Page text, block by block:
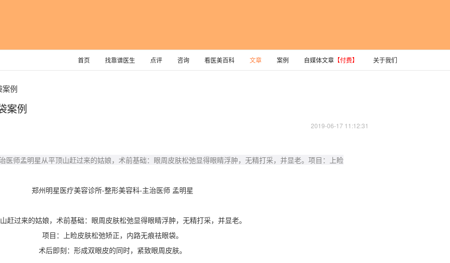
首页 找靠谱医生 点评 咨询 看医美百科 文章 案例 自媒体文章 【付费】 关于我们
案例
案例
2019-06-17 11:12:31
医师孟明星从平顶山赶过来的姑娘，术前基础：眼周皮肤松弛显得眼睛浮肿，无精打采，并显老。项目：上睑
郑州明星医疗美容诊所-整形美容科-主治医师 孟明星
赶过来的姑娘，术前基础：眼周皮肤松弛显得眼睛浮肿，无精打采，并显老。
项目：上睑皮肤松弛矫正，内路无痕祛眼袋。
术后即刻：形成双眼皮的同时，紧致眼周皮肤。